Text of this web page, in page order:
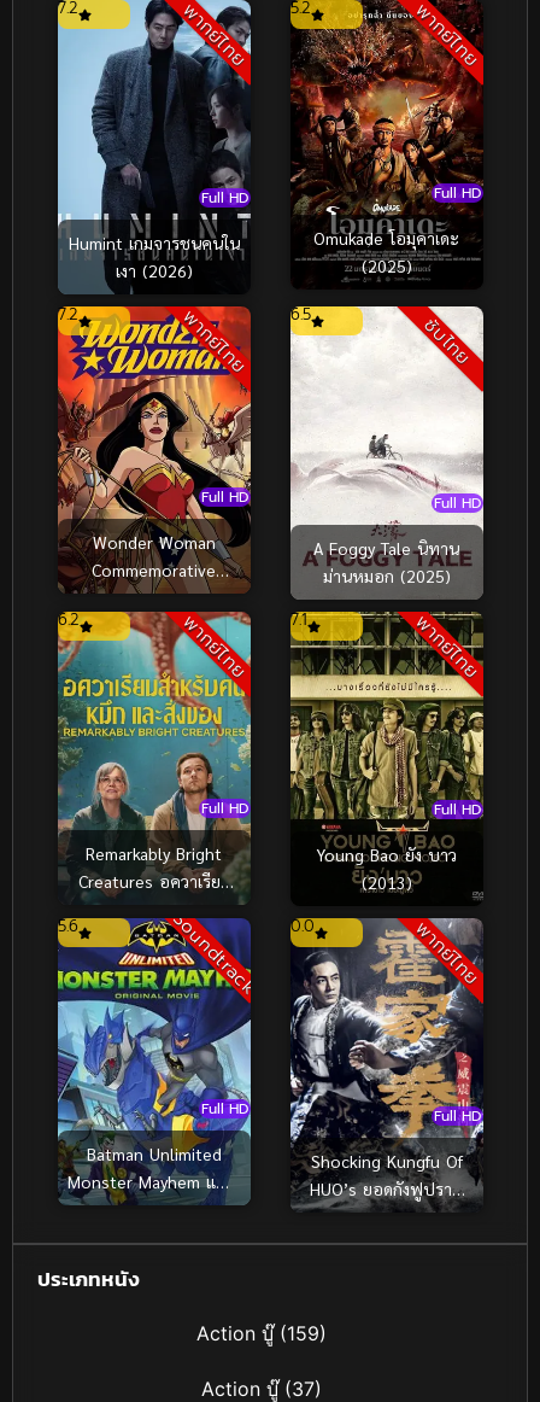
(2024)พากย์ไทย
Full HD
7.2
Humint เกมจารชนคนใน
เงา (2026)
พากย์ไทย
Full HD
5.2
Omukade โอมุคาเดะ
(2025)
พากย์ไทย
Full HD
7.2
Wonder Woman
Commemorative
Edition วันเดอร์ วูแมน
ฉบับย้อนรำลึกสาวน้อย
มหัศจรรย์ (2009)
ซับไทย
Full HD
6.5
A Foggy Tale นิทาน
ม่านหมอก (2025)
พากย์ไทย
Full HD
6.2
Remarkably Bright
Creatures อควาเรียม
สำหรับคน หมึก และ
สิ่งของ (2026)
พากย์ไทย
Full HD
7.1
Young Bao ยัง บาว
(2013)
Soundtrack
Full HD
5.6
Batman Unlimited
Monster Mayhem แบท
แมน ถล่มจอมวายร้าย
พากย์ไทย
Full HD
0.0
Shocking Kungfu Of
HUO’s ยอดกังฟูปราบ
อธรรม (2026)
ประเภทหนัง
Action บู๊(159)
Action บู๊(37)